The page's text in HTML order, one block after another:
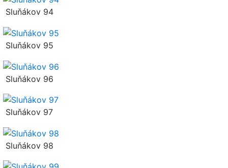
Sluňákov 94
Sluňákov 95
Sluňákov 96
Sluňákov 97
Sluňákov 98